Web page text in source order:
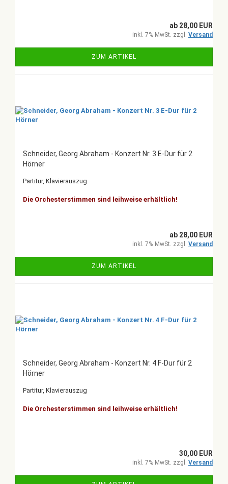
ab 28,00 EUR
inkl. 7% MwSt. zzgl. Versand
ZUM ARTIKEL
Schneider, Georg Abraham - Konzert Nr. 3 E-Dur für 2
Hörner
Partitur, Klavierauszug
Die Orchesterstimmen sind leihweise erhältlich!
ab 28,00 EUR
inkl. 7% MwSt. zzgl. Versand
ZUM ARTIKEL
Schneider, Georg Abraham - Konzert Nr. 4 F-Dur für 2
Hörner
Partitur, Klavierauszug
Die Orchesterstimmen sind leihweise erhältlich!
30,00 EUR
inkl. 7% MwSt. zzgl. Versand